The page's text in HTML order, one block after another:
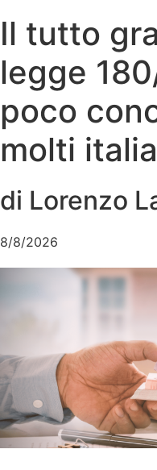
Il tutto
legge
poco
molti
di Lorenzo
8/8/2026